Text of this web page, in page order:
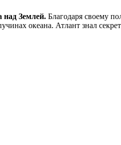
над Землей. Благодаря своему
океана. Атлант знал